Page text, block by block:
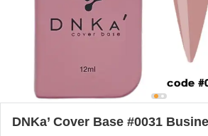
DNKa’ Cover Base #0031